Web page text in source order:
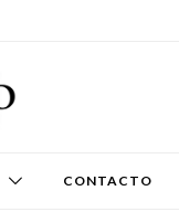
CONTACTO